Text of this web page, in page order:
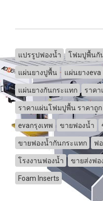
แปรรูปฟองน้ำ โฟมปูพื้นกั
แผ่นยางปูพื้น แผ่นยางeva
แผ่นยางกันกระแทก ราคา
ราคาแผ่นโฟมปูพื้น ราคาถูก
evaกรุงเทพ ขายฟองน้ำ
ขายฟองน้ำกันกระแทก ฟ
โรงงานฟองน้ำ ขายส่งฟอ
Foam Inserts